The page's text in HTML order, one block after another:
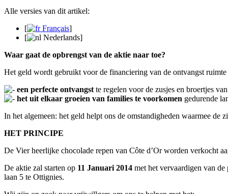
Alle versies van dit artikel:
[
Français]
[
Nederlands]
Waar gaat de opbrengst van de aktie naar toe?
Het geld wordt gebruikt voor de financiering van de ontvangst ruimte
een perfecte ontvangst te regelen voor de zusjes en broertjes
het uit elkaar groeien van families te voorkomen gedurende
In het algemeen: het geld helpt ons de omstandigheden waarmee
HET PRINCIPE
De Vier heerlijke chocolade repen van Côte d’Or worden verkocht
De aktie zal starten op 11 Januari 2014 met het vervaardigen van
laan 5 te Ottignies.